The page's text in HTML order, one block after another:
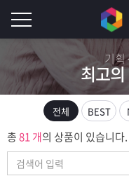
기획
최고
그
이
그
원
가
Q&A
전체 BEST
총81 개의 상품이 있습니다.